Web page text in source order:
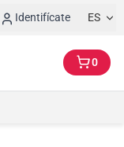
Identifícate ES
0